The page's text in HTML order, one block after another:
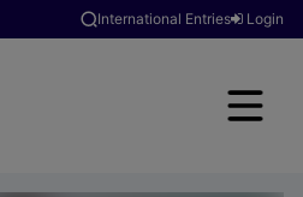
International Entries Login